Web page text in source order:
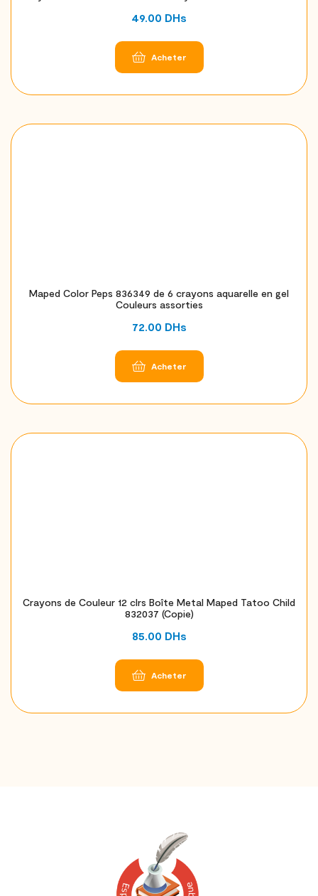
49.00 DHs
Acheter
Maped Color Peps 836349 de 6 crayons aquarelle en gel
Couleurs assorties
72.00 DHs
Acheter
Crayons de Couleur 12 clrs Boîte Metal Maped Tatoo Child
832037 (Copie)
85.00 DHs
Acheter